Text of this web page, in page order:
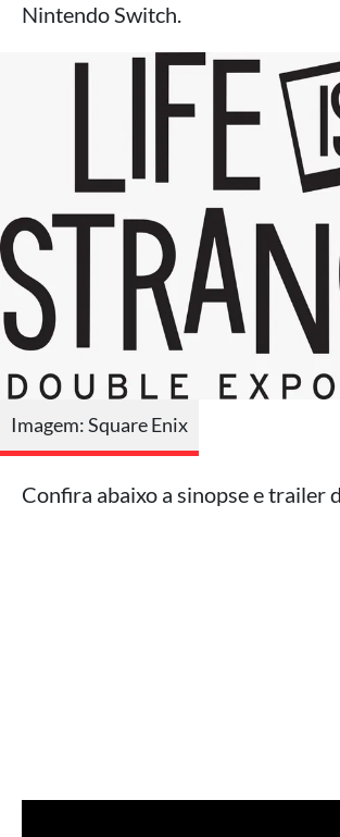
Nintendo Switch.
Imagem: Square Enix
Confira abaixo a sinopse e trailer